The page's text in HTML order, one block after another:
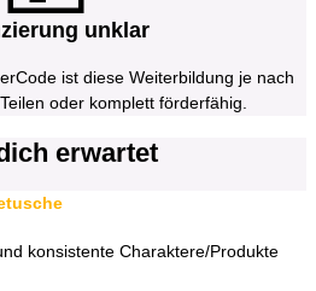
unklar
ist diese Weiterbildung je nach
oder komplett förderfähig.
erwartet
konsistente Charaktere/Produkte